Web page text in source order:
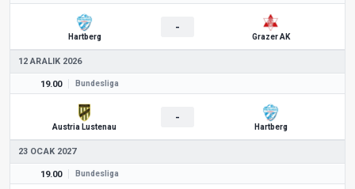
Hartberg
-
Grazer AK
12 ARALIK 2026
19.00 Bundesliga
Austria Lustenau
-
Hartberg
23 OCAK 2027
19.00 Bundesliga